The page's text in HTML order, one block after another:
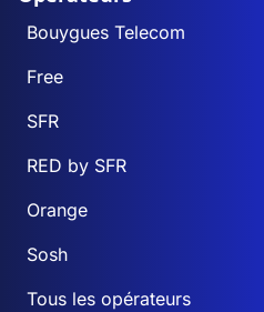
Bouygues Telecom
Free
SFR
RED by SFR
Orange
Sosh
Tous les opérateurs